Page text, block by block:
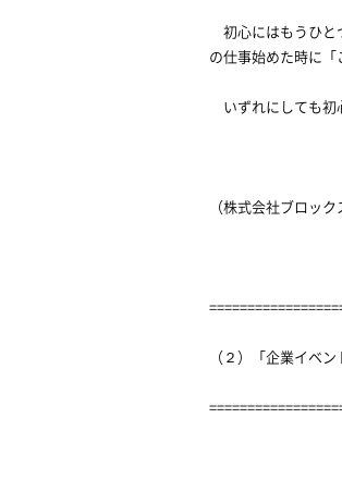
初心にはもうひと
の仕事始めた時に「
いずれにしても初
（株式会社ブロッ
（２）「企業イベ